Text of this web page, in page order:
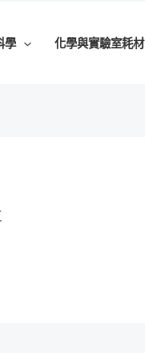
學 化學與實驗室耗材